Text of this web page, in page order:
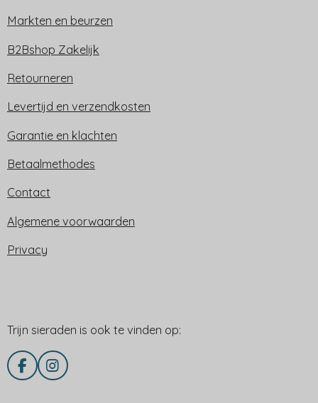
Markten en beurzen
B2Bshop Zakelijk
Retourneren
Levertijd en verzendkosten
Garantie en klachten
Betaalmethodes
Contact
Algemene voorwaarden
Privacy
Trijn sieraden is ook te vinden op:
F
a
I
n